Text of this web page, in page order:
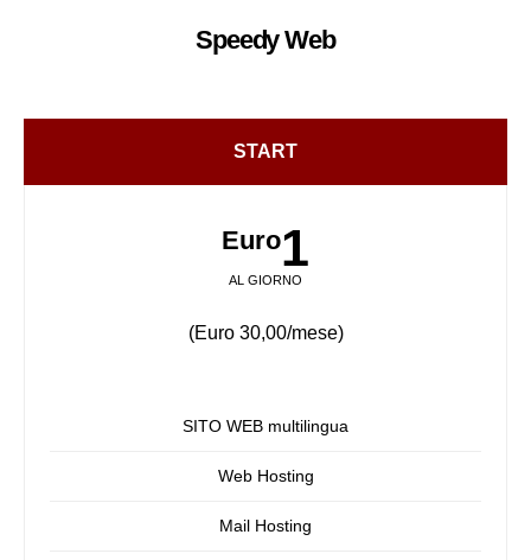
SpeedyWeb
START
Euro1
AL GIORNO
(Euro 30,00/mese)
SITO WEB multilingua
Web Hosting
Mail Hosting